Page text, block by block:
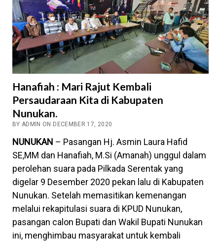
Hanafiah : Mari Rajut Kembali
Persaudaraan Kita di Kabupaten
Nunukan.
BY ADMIN ON DECEMBER 17, 2020
NUNUKAN – Pasangan Hj. Asmin Laura Hafid
SE,MM dan Hanafiah, M.Si (Amanah) unggul dalam
perolehan suara pada Pilkada Serentak yang
digelar 9 Desember 2020 pekan lalu di Kabupaten
Nunukan. Setelah memasitikan kemenangan
melalui rekapitulasi suara di KPUD Nunukan,
pasangan calon Bupati dan Wakil Bupati Nunukan
ini, menghimbau masyarakat untuk kembali